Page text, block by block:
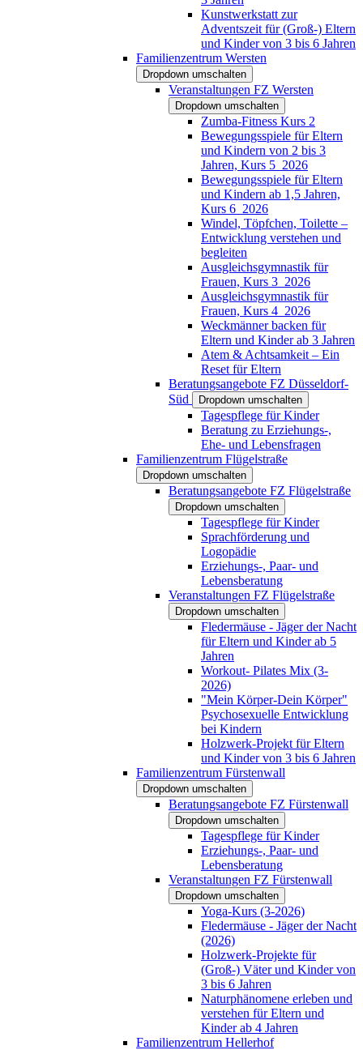
Kunstwerkstatt zur
Adventszeit für (Groß-) Eltern
und Kinder von 3 bis 6 Jahren
Familienzentrum Wersten
Dropdown umschalten
Veranstaltungen FZ Wersten
Dropdown umschalten
Zumba-Fitness Kurs 2
Bewegungsspiele für Eltern
und Kindern von 2 bis 3
Jahren, Kurs 5_2026
Bewegungsspiele für Eltern
und Kindern ab 1,5 Jahren,
Kurs 6_2026
Windel, Töpfchen, Toilette –
Entwicklung verstehen und
begleiten
Ausgleichsgymnastik für
Frauen, Kurs 3_2026
Ausgleichsgymnastik für
Frauen, Kurs 4_2026
Weckmänner backen für
Eltern und Kinder ab 3 Jahren
Atem & Achtsamkeit – Ein
Reset für Eltern
Beratungsangebote FZ Düsseldorf-
Süd
Dropdown umschalten
Tagespflege für Kinder
Beratung zu Erziehungs-,
Ehe- und Lebensfragen
Familienzentrum Flügelstraße
Dropdown umschalten
Beratungsangebote FZ Flügelstraße
Dropdown umschalten
Tagespflege für Kinder
Sprachförderung und
Logopädie
Erziehungs-, Paar- und
Lebensberatung
Veranstaltungen FZ Flügelstraße
Dropdown umschalten
Fledermäuse - Jäger der Nacht
für Eltern und Kinder ab 5
Jahren
Workout- Pilates Mix (3-
2026)
"Mein Körper-Dein Körper"
Psychosexuelle Entwicklung
bei Kindern
Holzwerk-Projekt für Eltern
und Kinder von 3 bis 6 Jahren
Familienzentrum Fürstenwall
Dropdown umschalten
Beratungsangebote FZ Fürstenwall
Dropdown umschalten
Tagespflege für Kinder
Erziehungs-, Paar- und
Lebensberatung
Veranstaltungen FZ Fürstenwall
Dropdown umschalten
Yoga-Kurs (3-2026)
Fledermäuse - Jäger der Nacht
(2026)
Holzwerk-Projekte für
(Groß-) Väter und Kinder von
3 bis 6 Jahren
Naturphänomene erleben und
verstehen für Eltern und
Kinder ab 4 Jahren
Familienzentrum Hellerhof